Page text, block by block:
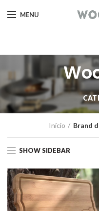
MENU
Início Brand
SHOW SIDEBAR